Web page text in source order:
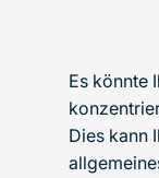
Es könnte
Dies kann